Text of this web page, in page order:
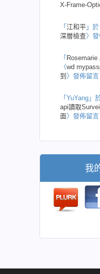
X-Frame-
「 江和平 」
深層檢查〉
「 Rosemarie
〈wd
到 〉發佈留言
「 YuYang 」
api讀取
面〉發佈留言
我